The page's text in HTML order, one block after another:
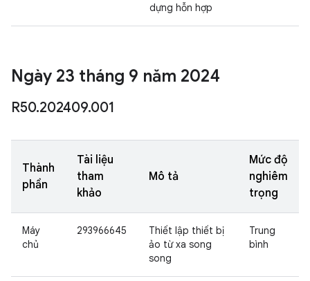
dựng hỗn hợp
Ngày 23 tháng 9 năm 2024
R50.202409.001
Thành
phần
Tài liệu
tham
khảo
Mô tả
Mức độ
nghiêm
trọng
Máy
chủ
293966645
Thiết lập thiết bị
ảo từ xa song
song
Trung
bình